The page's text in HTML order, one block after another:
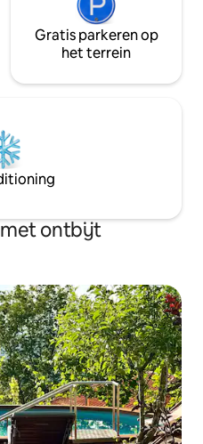
Gratis parkeren op
het terrein
ontbijt